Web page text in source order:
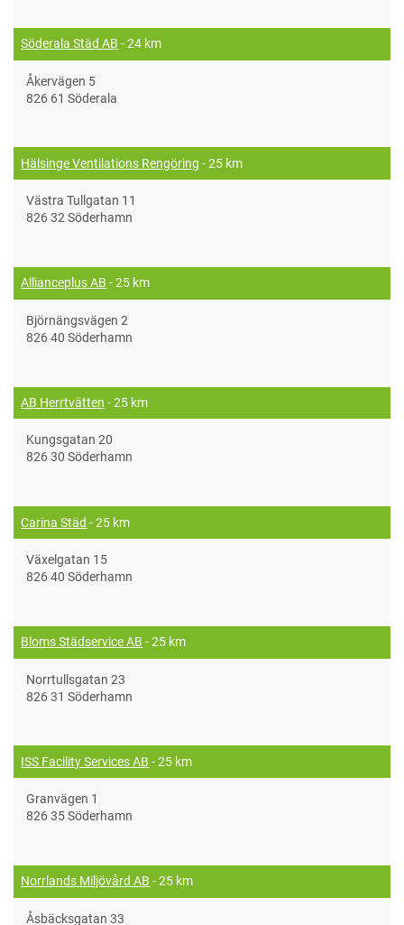
Söderala Städ AB - 24 km
Åkervägen 5
826 61 Söderala
Hälsinge Ventilations Rengöring - 25 km
Västra Tullgatan 11
826 32 Söderhamn
Allianceplus AB - 25 km
Björnängsvägen 2
826 40 Söderhamn
AB Herrtvätten - 25 km
Kungsgatan 20
826 30 Söderhamn
Carina Städ - 25 km
Växelgatan 15
826 40 Söderhamn
Bloms Städservice AB - 25 km
Norrtullsgatan 23
826 31 Söderhamn
ISS Facility Services AB - 25 km
Granvägen 1
826 35 Söderhamn
Norrlands Miljövård AB - 25 km
Åsbäcksgatan 33